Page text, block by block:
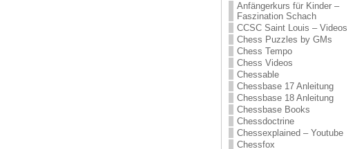
Anfängerkurs für Kinder –
Faszination Schach
CCSC Saint Louis – Videos
Chess Puzzles by GMs
Chess Tempo
Chess Videos
Chessable
Chessbase 17 Anleitung
Chessbase 18 Anleitung
Chessbase Books
Chessdoctrine
Chessexplained – Youtube
Chessfox